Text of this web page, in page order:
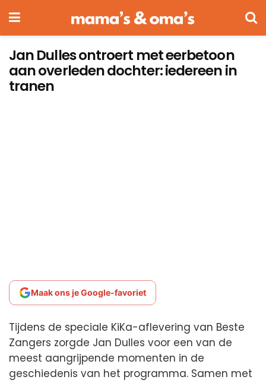
Jan Dulles ontroert met eerbetoon
aan overleden dochter: iedereen in
tranen
Maak ons je Google-favoriet
Tijdens de speciale KiKa-aflevering van Beste
Zangers zorgde Jan Dulles voor een van de
meest aangrijpende momenten in de
geschiedenis van het programma. Samen met